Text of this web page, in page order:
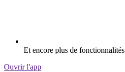
Et encore plus de fonctionnalités
Ouvrir l'app